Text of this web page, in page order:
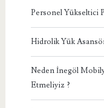
Personel Yükseltici
Hidrolik Yük
Neden İnegöl
Etmeliyiz ?